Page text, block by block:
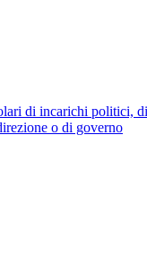
di incarichi politici,
o di governo